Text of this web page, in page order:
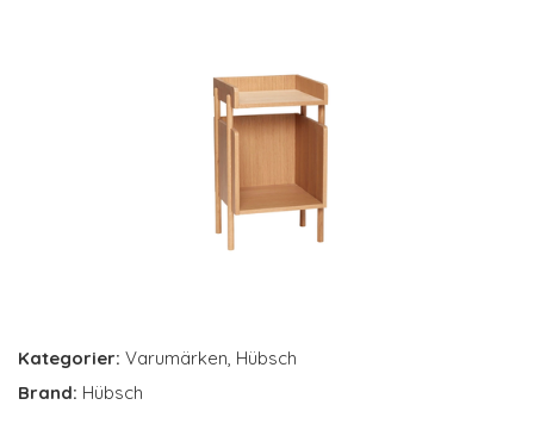
Kategorier: Varumärken, Hübsch
Brand: Hübsch